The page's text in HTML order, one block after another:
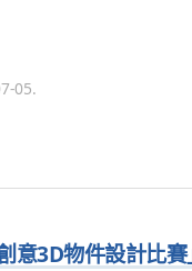
05.
意3D物件設計比賽